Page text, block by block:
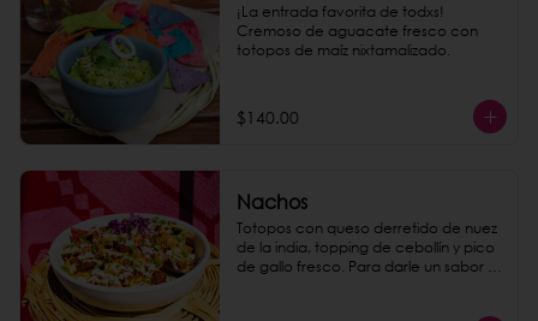
¡La entrada favorita de todxs!
Cremoso de aguacate fresco con
totopos de maíz nixtamalizado.
$140.00
Nachos
Totopos con queso derretido de nuez
de la india, topping de cebollín y pico
de gallo fresco. Para darle un sabor